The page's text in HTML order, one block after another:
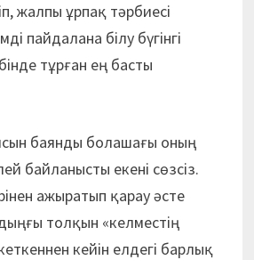
жалпы ұрпақ тәрбиесі
пайдалана білу бүгінгі
тұрған ең басты
баянды болашағы оның
байланыс­ты екені сөзсіз.
ажыратып қарау әсте
толқын «келместің
кейін елдегі барлық